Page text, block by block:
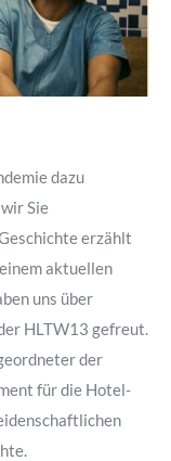
dazu
Sie
erzählt
aktuellen
uns über
HLTW13 gefreut.
der
für die Hotel-